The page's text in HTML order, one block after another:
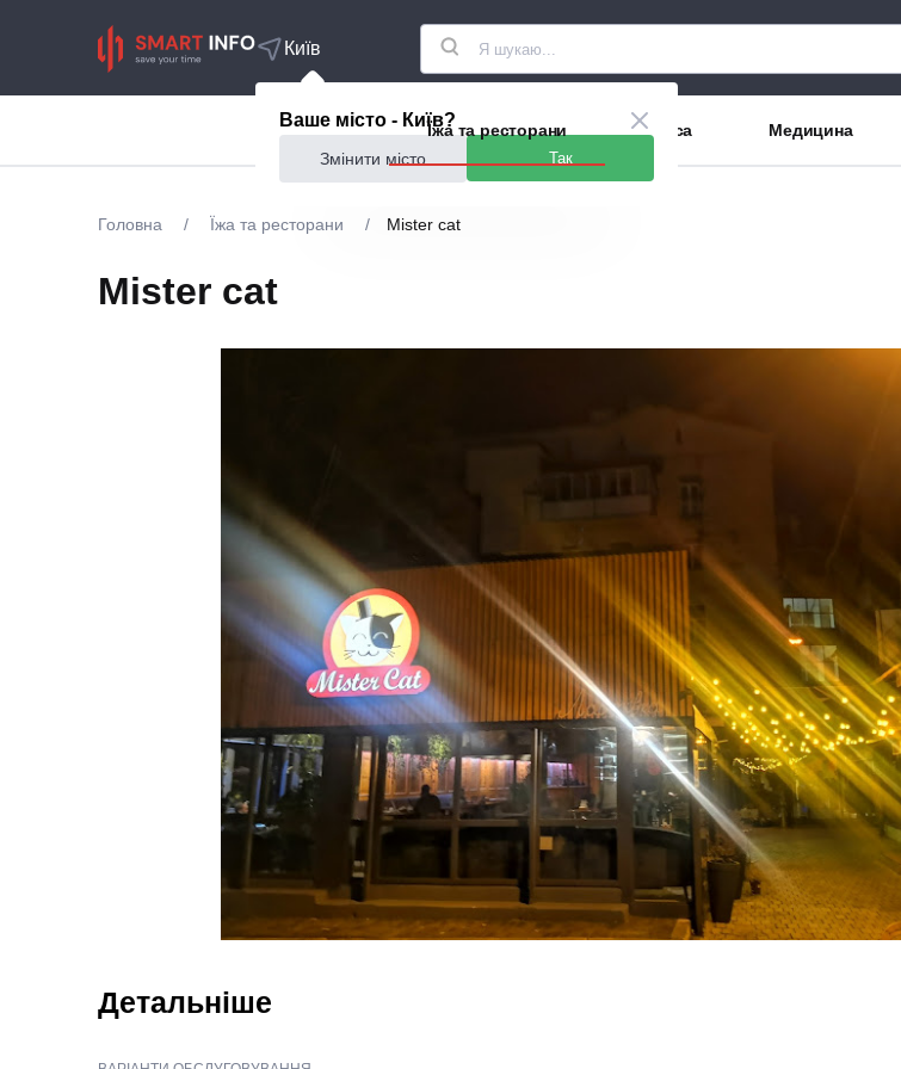
Київ
Ваше місто - Київ?
Змінити місто Так
Акції Їжа та ресторани Краса Медицина
Головна / Їжа та ресторани / Mister cat
Mister cat
Детальніше